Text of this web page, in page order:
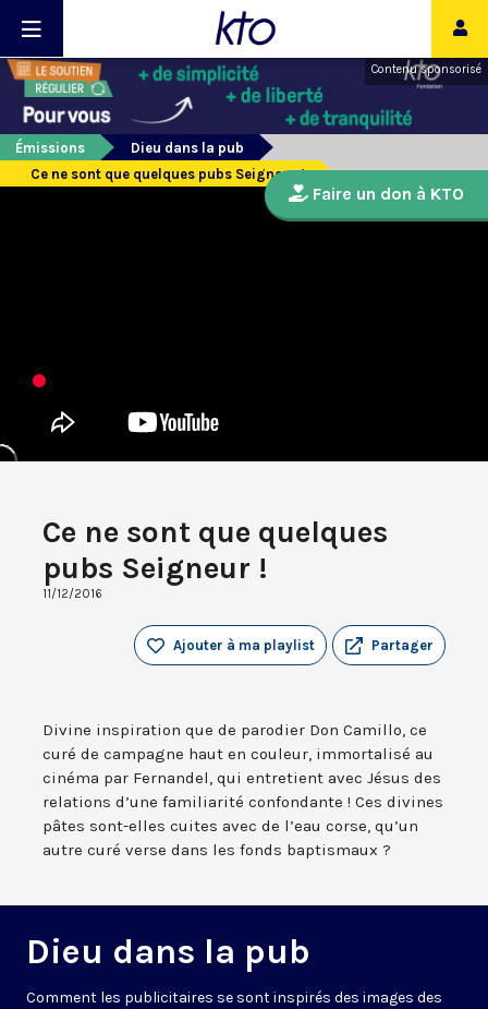
Contenu sponsorisé
Émissions
Dieu dans la pub
Ce ne sont que quelques pubs Seigneur !
Ce ne sont que quelques
pubs Seigneur !
11/12/2016
Partager
Ajouter à ma playlist
Divine inspiration que de parodier Don Camillo, ce
curé de campagne haut en couleur, immortalisé au
cinéma par Fernandel, qui entretient avec Jésus des
relations d’une familiarité confondante ! Ces divines
pâtes sont-elles cuites avec de l’eau corse, qu’un
autre curé verse dans les fonds baptismaux ?
Dieu dans la pub
Comment les publicitaires se sont inspirés des images des
Faire un don à KTO